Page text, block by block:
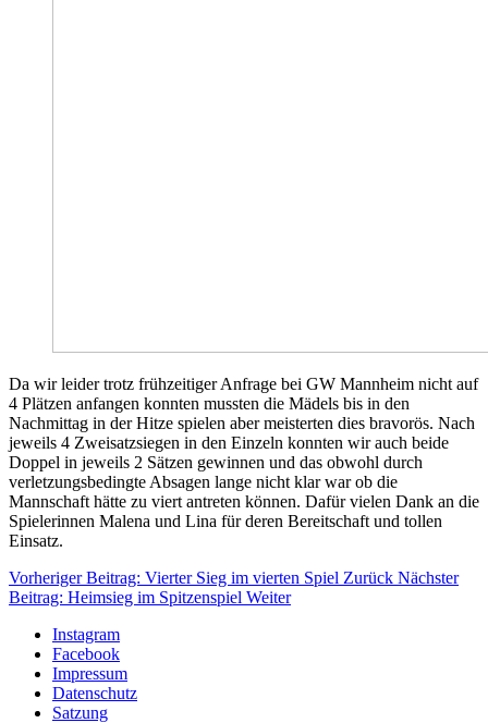
Da wir leider trotz frühzeitiger Anfrage bei GW Mannheim nicht auf
4 Plätzen anfangen konnten mussten die Mädels bis in den
Nachmittag in der Hitze spielen aber meisterten dies bravorös. Nach
jeweils 4 Zweisatzsiegen in den Einzeln konnten wir auch beide
Doppel in jeweils 2 Sätzen gewinnen und das obwohl durch
verletzungsbedingte Absagen lange nicht klar war ob die
Mannschaft hätte zu viert antreten können. Dafür vielen Dank an die
Spielerinnen Malena und Lina für deren Bereitschaft und tollen
Einsatz.
Vorheriger Beitrag: Vierter Sieg im vierten Spiel Zurück Nächster
Beitrag: Heimsieg im Spitzenspiel Weiter
Instagram
Facebook
Impressum
Datenschutz
Satzung